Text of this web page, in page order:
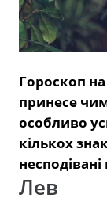
Гороскоп на
принесе
особливо
кількох
Лев